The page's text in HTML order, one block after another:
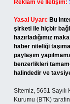
Reklam ve İletişim:
Yasal Uyarı: Bu
şirketi ile hiçbir
hazırladığımız
haber niteliği
paylaşım
benzerlikleri
halindedir ve
Sitemiz, 5651
Kurumu (BTK)